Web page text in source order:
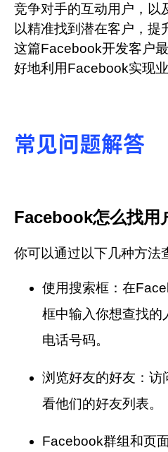
竞争对手的互动用户，以
以精准找到潜在客户，提
这篇Facebook开发客户
好地利用Facebook实现业
常见问题解答
Facebook怎么找用
你可以通过以下几种方法
使用搜索框：在
框中输入你想查找的
电话号码。
浏览好友的好友：访
看他们的好友列表。
Facebook群组和页